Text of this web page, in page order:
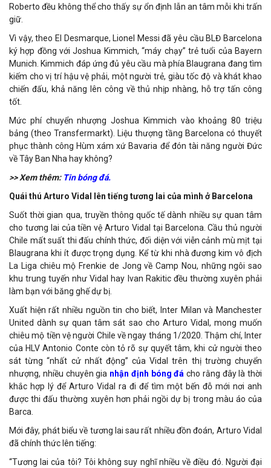
Roberto đều không thể cho thấy sự ổn định lẫn an tâm mỗi khi trấn
giữ.
Vì vậy, theo El Desmarque, Lionel Messi đã yêu cầu BLĐ Barcelona
ký hợp đồng với Joshua Kimmich, “máy chạy” trẻ tuổi của Bayern
Munich. Kimmich đáp ứng đủ yêu cầu mà phía Blaugrana đang tìm
kiếm cho vị trí hậu vệ phải, một người trẻ, giàu tốc độ và khát khao
chiến đấu, khả năng lên công về thủ nhịp nhàng, hỗ trợ tấn công
tốt.
Mức phí chuyển nhượng Joshua Kimmich vào khoảng 80 triệu
bảng (theo Transfermarkt). Liệu thượng tầng Barcelona có thuyết
phục thành công Hùm xám xứ Bavaria để đón tài năng người Đức
về Tây Ban Nha hay không?
>> Xem thêm: Tin bóng đá.
Quái thú Arturo Vidal lên tiếng tương lai của mình ở Barcelona
Suốt thời gian qua, truyền thông quốc tế dành nhiều sự quan tâm
cho tương lai của tiền vệ Arturo Vidal tại Barcelona. Cầu thủ người
Chile mất suất thi đấu chính thức, đối diện với viễn cảnh mù mịt tại
Blaugrana khi ít được trọng dụng. Kể từ khi nhà đương kim vô địch
La Liga chiêu mộ Frenkie de Jong về Camp Nou, những ngôi sao
khu trung tuyến như Vidal hay Ivan Rakitic đều thường xuyên phải
làm bạn với băng ghế dự bị.
Xuất hiện rất nhiều nguồn tin cho biết, Inter Milan và Manchester
United dành sự quan tâm sát sao cho Arturo Vidal, mong muốn
chiêu mộ tiền vệ người Chile về ngay tháng 1/2020. Thậm chí, Inter
của HLV Antonio Conte còn tỏ rõ sự quyết tâm, khi cử người theo
sát từng “nhất cử nhất động” của Vidal trên thị trường chuyển
nhượng, nhiều chuyên gia nhận định bóng đá cho rằng đây là thời
khắc hợp lý để Arturo Vidal ra đi để tìm một bến đỗ mới nơi anh
được thi đấu thường xuyên hơn phải ngồi dự bị trong màu áo của
Barca.
Mới đây, phát biểu về tương lai sau rất nhiều đồn đoán, Arturo Vidal
đã chính thức lên tiếng:
“Tương lai của tôi? Tôi không suy nghĩ nhiều về điều đó. Người đại